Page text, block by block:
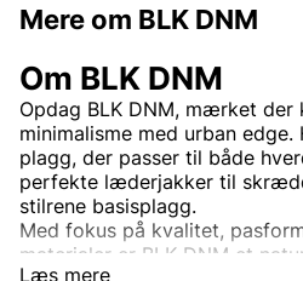
Mere om BLK DNM
Læs mere
Om BLK DNM
Opdag BLK DNM, mærket der
minimalisme med urban
plagg, der passer til både
perfekte læderjakker til
stilrene basisplagg.
Med fokus på kvalitet,
materialer er BLK DNM et